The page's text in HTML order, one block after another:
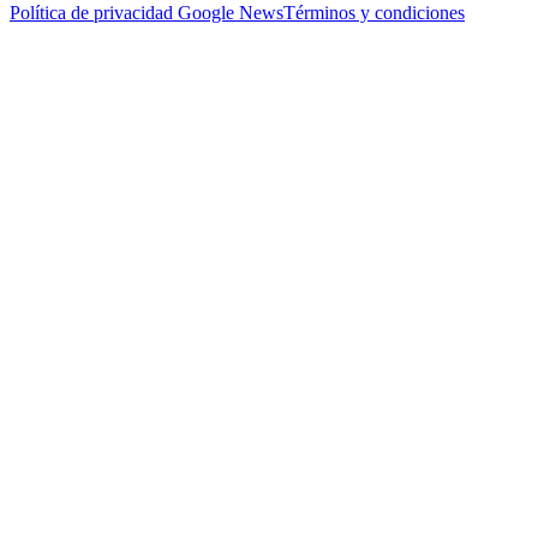
Política de privacidad Google NewsTérminos y condiciones